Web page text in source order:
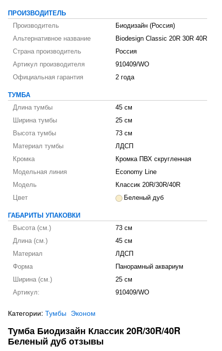
ПРОИЗВОДИТЕЛЬ
Производитель
Биодизайн (Россия)
Альтернативное название
Biodesign Classic 20R 30R 40R
Страна производитель
Россия
Артикул производителя
910409/WO
Официальная гарантия
2 года
ТУМБА
Длина тумбы
45 см
Ширина тумбы
25 см
Высота тумбы
73 см
Материал тумбы
ЛДСП
Кромка
Кромка ПВХ скругленная
Модельная линия
Economy Line
Модель
Классик 20R/30R/40R
Цвет
Беленый дуб
ГАБАРИТЫ УПАКОВКИ
Высота (см.)
73 см
Длина (см.)
45 см
Материал
ЛДСП
Форма
Панорамный аквариум
Ширина (см.)
25 см
Артикул:
910409/WO
Категории: Тумбы Эконом
Тумба Биодизайн Классик 20R/30R/40R
Беленый дуб отзывы